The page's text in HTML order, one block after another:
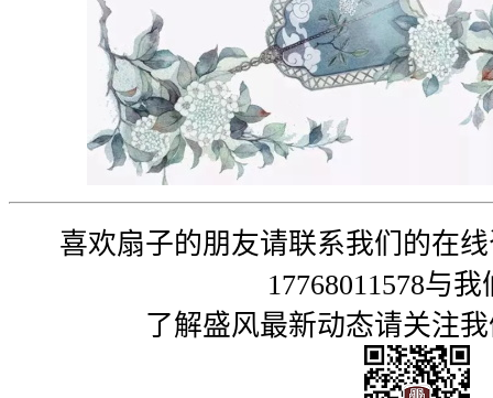
喜欢扇子的朋友请联系我们的在
17768011578与
了解盛风最新动态请关注